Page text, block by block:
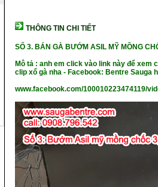
THÔNG TIN CHI TIẾT
SỐ 3. BÁN GÀ BƯỚM ASIL MỸ MỒNG
Mô tả : anh em click vào link này để xem
clip xổ gà nha - Facebook: Bentre Sauga
www.facebook.com/100010223474119/